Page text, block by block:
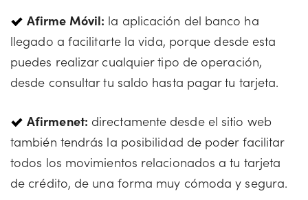
Afirme Móvil: la aplicación del banco ha
llegado a facilitarte la vida, porque desde esta
puedes realizar cualquier tipo de operación,
desde consultar tu saldo hasta pagar tu tarjeta.
Afirmenet: directamente desde el sitio web
también tendrás la posibilidad de poder facilitar
todos los movimientos relacionados a tu tarjeta
de crédito, de una forma muy cómoda y segura.